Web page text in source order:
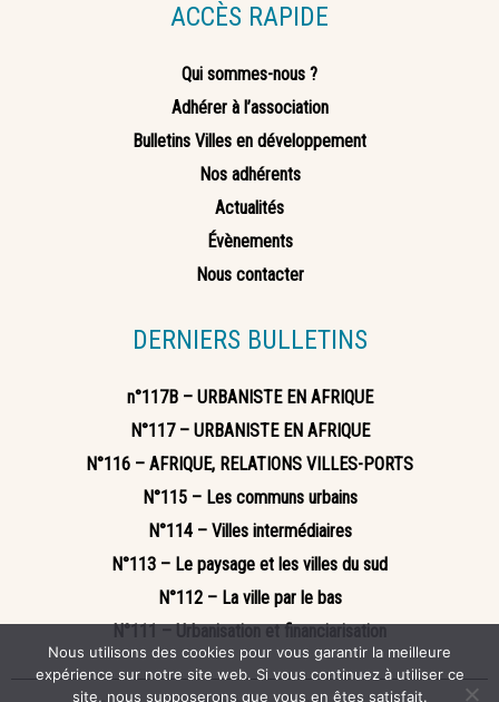
ACCÈS RAPIDE
Qui sommes-nous ?
Adhérer à l’association
Bulletins Villes en développement
Nos adhérents
Actualités
Évènements
Nous contacter
DERNIERS BULLETINS
n°117B – URBANISTE EN AFRIQUE
N°117 – URBANISTE EN AFRIQUE
N°116 – AFRIQUE, RELATIONS VILLES-PORTS
N°115 – Les communs urbains
N°114 – Villes intermédiaires
N°113 – Le paysage et les villes du sud
N°112 – La ville par le bas
N°111 – Urbanisation et financiarisation
Nous utilisons des cookies pour vous garantir la meilleure
expérience sur notre site web. Si vous continuez à utiliser ce
site, nous supposerons que vous en êtes satisfait.